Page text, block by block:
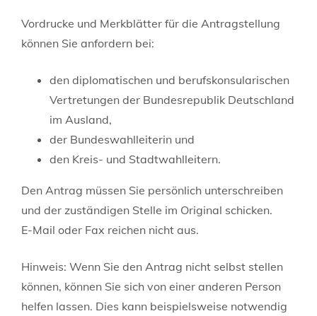
Vordrucke und Merkblätter für die Antragstellung
können Sie anfordern bei:
den diplomatischen und berufskonsularischen
Vertretungen der Bundesrepublik Deutschland
im Ausland,
der Bundeswahlleiterin und
den Kreis- und Stadtwahlleitern.
Den Antrag müssen Sie persönlich unterschreiben
und der zuständigen Stelle im Original schicken.
E-Mail oder Fax reichen nicht aus.
Hinweis: Wenn Sie den Antrag nicht selbst stellen
können, können Sie sich von einer anderen Person
helfen lassen. Dies kann beispielsweise notwendig